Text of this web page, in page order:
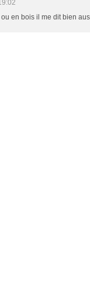
en bois il me dit bien